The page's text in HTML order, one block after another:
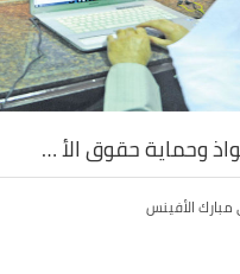
وحماية حقوق الأ …
الأفينس